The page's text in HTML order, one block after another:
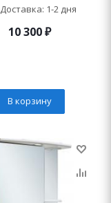
Доставка: 1-2 дня
10 300₽
В корзину